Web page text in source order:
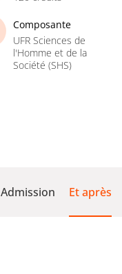
Composante
UFR Sciences de
l'Homme et de la
Société (SHS)
Admission Et après